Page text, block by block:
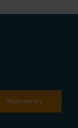
Abonnieren